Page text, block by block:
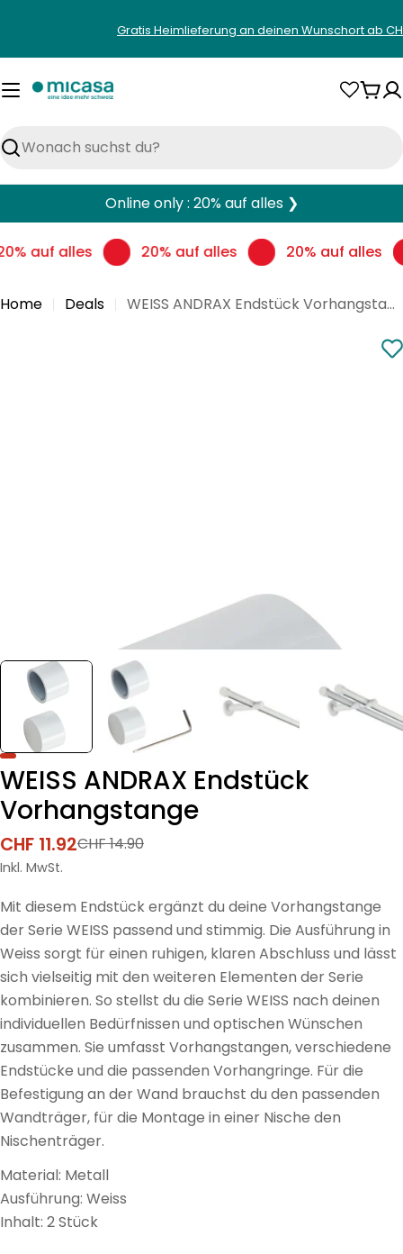
springen
Gratis Heimlieferung an deinen Wunschort ab
Suchen
Online only : 20% auf alles ❯
auf alles 20% auf alles 20% auf alles
Home Deals WEISS ANDRAX Endstück Vorhangstange
WEISS ANDRAX Endstück
Vorhangstange
Verkaufspreis
CHF 11.92
Regulärer
Preis
CHF 14.90
Inkl. MwSt.
Mit diesem Endstück ergänzt du deine Vorhangstange
der Serie WEISS passend und stimmig. Die Ausführung in
Weiss sorgt für einen ruhigen, klaren Abschluss und lässt
sich vielseitig mit den weiteren Elementen der Serie
kombinieren. So stellst du die Serie WEISS nach deinen
individuellen Bedürfnissen und optischen Wünschen
zusammen. Sie umfasst Vorhangstangen, verschiedene
Endstücke und die passenden Vorhangringe. Für die
Befestigung an der Wand brauchst du den passenden
Wandträger, für die Montage in einer Nische den
Nischenträger.
Material: Metall
Ausführung: Weiss
Inhalt: 2 Stück